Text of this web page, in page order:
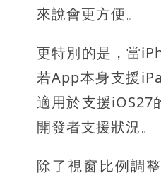
來說會更方便。
更特別的是，當
若App本身支援
適用於支援iOS27
開發者支援狀況。
除了視窗比例調